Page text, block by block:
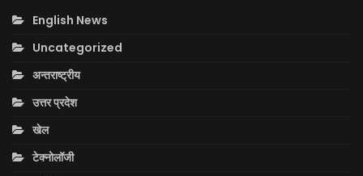
English News
Uncategorized
अन्तराष्ट्रीय
उत्तर प्रदेश
खेल
टेक्नोलॉजी